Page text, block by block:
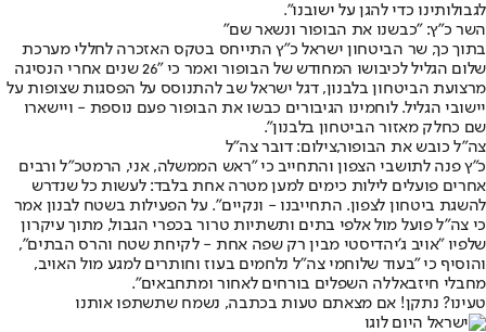
לגבולותינו כדי להגן על ישובנו".
השר כ"ץ: "כבשנו את הבופור ונשאר שם"
בתוך כך, שר הביטחון ישראל כ"ץ התייחס בטקס האזכרה לחללי מערכת
שלום הגליל לכיבושו המחודש של הבופור ואמר כי "26 שנים אחרי הנסיגה
מרצועת הביטחון בלבנון, דגל ישראל שב להתנוסס על הפסגות שצופות על
יישובי הגליל. לוחמינו הגיבורים כבשו את הבופור פעם נוספת - ויישארו
שם כחלק מאזור הביטחון בלבנון".
צה"ל כובש את הבופור,צילום: דובר צה"ל
כ"ץ פנה לתושבי הצפון והתחייב כי "ראש הממשלה, אני, הרמטכ"ל ורבים
אחרים פועלים לילות כימים למען מטרה אחת בלבד: לעשות כל שנדרש
להשגת ביטחון לצפון. התחייבנו - ונקיים". על הפעילות בשטח לבנון אמר
כי צה"ל פועל מול אלפי בתים ותשתיות טרור בכפרי הגבול, מתוך עיקרון
שלפיו "אויב ג'יהדיסטי מבין רק שפה אחת - לקיחת שטח והרס הבתים",
והוסיף כי "בעוד שלוחמי צה"ל נלחמים בעוז וחותרים למגע מול האויב,
מחבלי חיזבאללה השפלים בורחים לאחור ומתחבאים".
טעינו? נתקן! אם מצאתם טעות בכתבה, נשמח שתשתפו אותנו